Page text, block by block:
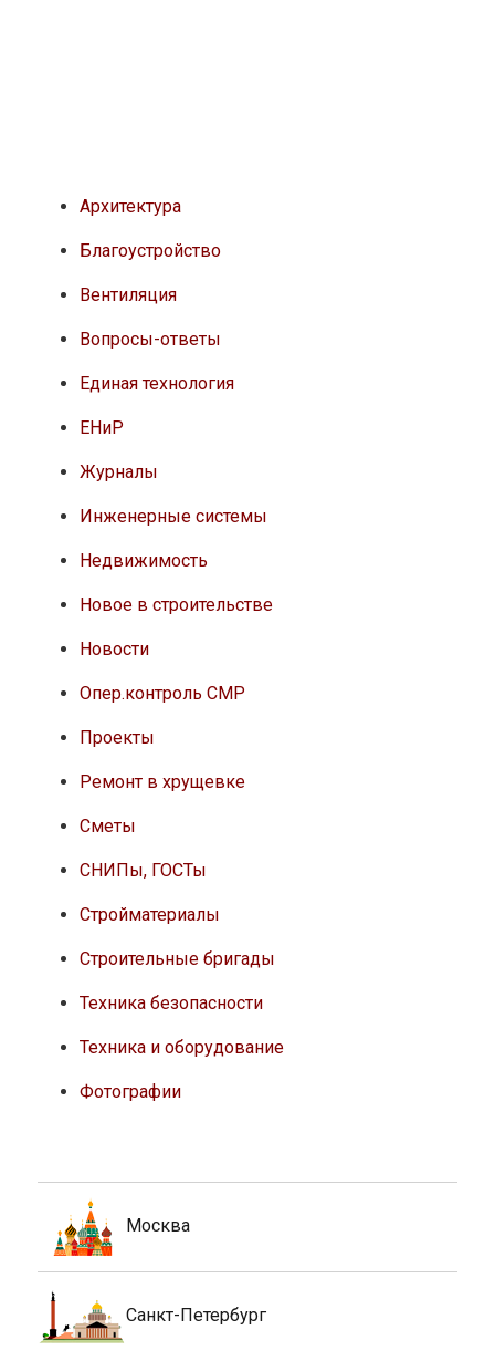
Архитектура
Благоустройство
Вентиляция
Вопросы-ответы
Единая технология
ЕНиР
Журналы
Инженерные системы
Недвижимость
Новое в строительстве
Новости
Опер.контроль СМР
Проекты
Ремонт в хрущевке
Сметы
СНИПы, ГОСТы
Стройматериалы
Строительные бригады
Техника безопасности
Техника и оборудование
Фотографии
Москва
Санкт-Петербург